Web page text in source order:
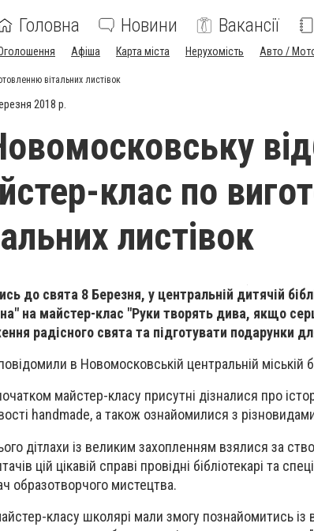
Головна Новини Вакансії
Афіша Карта міста Нерухомість Авто /
вітальних листівок
2018 р.
клас по
листівок
до свята 8 Березня, у центральній дитячій
на майстер-клас "Руки творять дива, якщо
радісного свята та підготувати подарунки
в Новомосковській центральній міській
майстер-класу присутні дізналися про
handmade, а також ознайомилися з
дітлахи із великим захопленням взялися за
цій цікавій справі провідні бібліотекарі та
образотворчого мистецтва.
класу школярі мали змогу познайомитись із